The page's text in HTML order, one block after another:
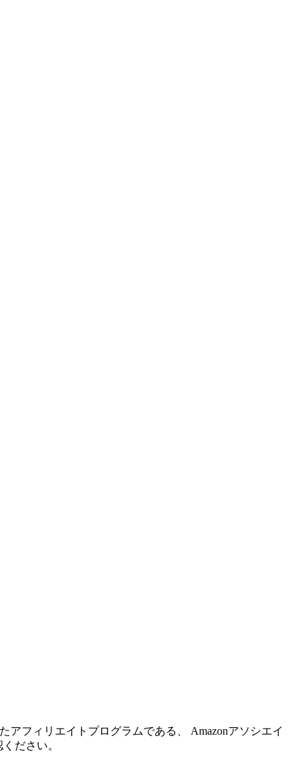
フィリエイトプログラムである、 Amazonアソシエイ
ださい。